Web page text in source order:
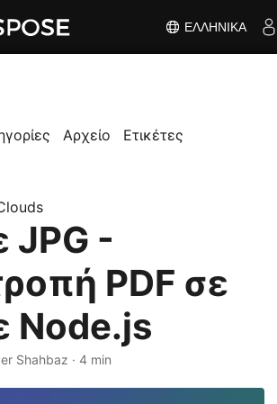
ΕΛΛΗΝΙΚΆ
Αρχείο Ετικέτες
JPG -
PDF σε
Node.js
Shahbaz · 4 min